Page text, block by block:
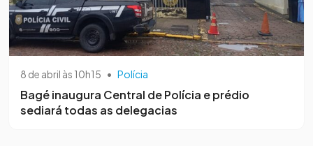
8 de abril às 10h15 • Polícia
Bagé inaugura Central de Polícia e prédio
sediará todas as delegacias